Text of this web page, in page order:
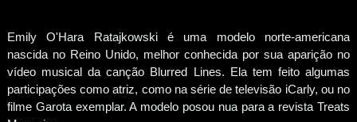
Emily O'Hara Ratajkowski é uma modelo norte-americana
nascida no Reino Unido, melhor conhecida por sua aparição no
vídeo musical da canção Blurred Lines. Ela tem feito algumas
participações como atriz, como na série de televisão iCarly, ou no
filme Garota exemplar. A modelo posou nua para a revista Treats